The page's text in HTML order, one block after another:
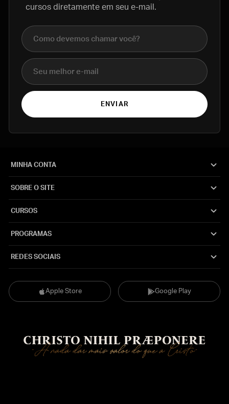
cursos diretamente em seu e-mail.
Nome completo
E-mail
ENVIAR
Apple Store Google Play
MINHA CONTA
SOBRE O SITE
CURSOS
PROGRAMAS
REDES SOCIAIS